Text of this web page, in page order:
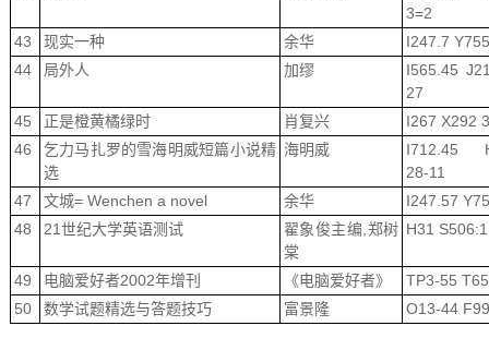
3=2
43
现实一种 余华
I247.7
44
局外人 加缪
I565.45
27
45
正是橙黄橘绿时 肖复兴
I267 X292
46
乞力马扎罗的雪海明威短篇小说精
选
海明威
I712.45
28-11
47
文城= Wenchen a novel 余华
I247.57
48
21世纪大学英语测试
翟象俊主编,郑树
棠
H31 S506:1
49 电脑爱好者2002年增刊 《电脑爱好者》
TP3-55
50
数学试题精选与答题技巧 富景隆 O13-44